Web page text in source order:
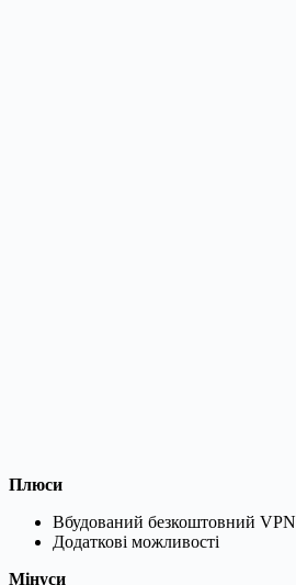
Плюси
Вбудований безкоштовний VPN
Додаткові можливості
Мінуси